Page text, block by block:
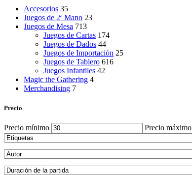
Accesorios 35
Juegos de 2ª Mano 23
Juegos de Mesa 713
Juegos de Cartas 174
Juegos de Dados 44
Juegos de Importación 25
Juegos de Tablero 616
Juegos Infantiles 42
Magic the Gathering 4
Merchandising 7
Precio
Precio mínimo Precio máximo